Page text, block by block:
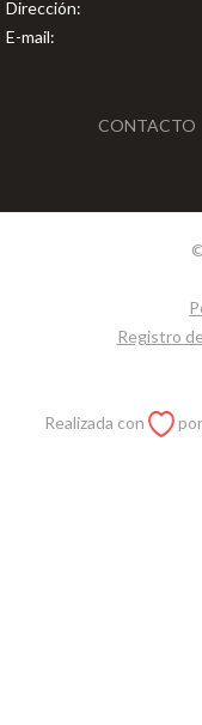
Dirección:
E-mail:
CONTACTO
Registro
Realizada con por